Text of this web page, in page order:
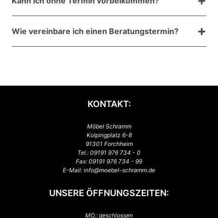
Parkplätze für Sie bereit.
ausführliche Beratung empfehlen wir aber einen
Termin.
Wie vereinbare ich einen Beratungstermin?
KONTAKT:
Möbel Schramm
Kolpingplatz 6-8
91301 Forchheim
Tel.: 09191 976 734 - 0
Fax: 09191 976 734 - 99
E-Mail: info@moebel-schramm.de
UNSERE ÖFFNUNGSZEITEN:
MO.: geschlossen